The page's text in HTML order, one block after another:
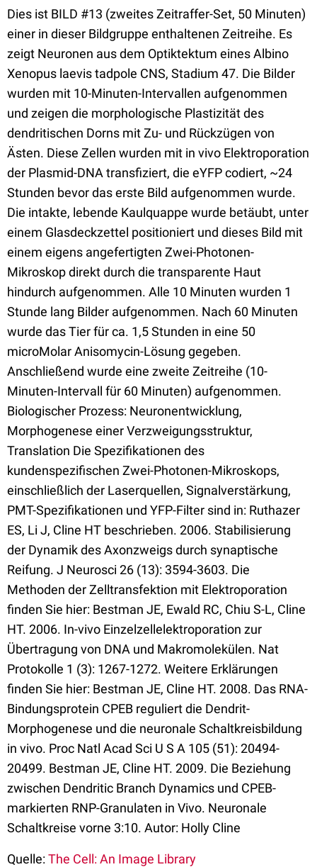
Dies ist BILD #13 (zweites Zeitraffer-Set, 50 Minuten)
einer in dieser Bildgruppe enthaltenen Zeitreihe. Es
zeigt Neuronen aus dem Optiktektum eines Albino
Xenopus laevis tadpole CNS, Stadium 47. Die Bilder
wurden mit 10-Minuten-Intervallen aufgenommen
und zeigen die morphologische Plastizität des
dendritischen Dorns mit Zu- und Rückzügen von
Ästen. Diese Zellen wurden mit in vivo Elektroporation
der Plasmid-DNA transfiziert, die eYFP codiert, ~24
Stunden bevor das erste Bild aufgenommen wurde.
Die intakte, lebende Kaulquappe wurde betäubt, unter
einem Glasdeckzettel positioniert und dieses Bild mit
einem eigens angefertigten Zwei-Photonen-
Mikroskop direkt durch die transparente Haut
hindurch aufgenommen. Alle 10 Minuten wurden 1
Stunde lang Bilder aufgenommen. Nach 60 Minuten
wurde das Tier für ca. 1,5 Stunden in eine 50
microMolar Anisomycin-Lösung gegeben.
Anschließend wurde eine zweite Zeitreihe (10-
Minuten-Intervall für 60 Minuten) aufgenommen.
Biologischer Prozess: Neuronentwicklung,
Morphogenese einer Verzweigungsstruktur,
Translation Die Spezifikationen des
kundenspezifischen Zwei-Photonen-Mikroskops,
einschließlich der Laserquellen, Signalverstärkung,
PMT-Spezifikationen und YFP-Filter sind in: Ruthazer
ES, Li J, Cline HT beschrieben. 2006. Stabilisierung
der Dynamik des Axonzweigs durch synaptische
Reifung. J Neurosci 26 (13): 3594-3603. Die
Methoden der Zelltransfektion mit Elektroporation
finden Sie hier: Bestman JE, Ewald RC, Chiu S-L, Cline
HT. 2006. In-vivo Einzelzellelektroporation zur
Übertragung von DNA und Makromolekülen. Nat
Protokolle 1 (3): 1267-1272. Weitere Erklärungen
finden Sie hier: Bestman JE, Cline HT. 2008. Das RNA-
Bindungsprotein CPEB reguliert die Dendrit-
Morphogenese und die neuronale Schaltkreisbildung
in vivo. Proc Natl Acad Sci U S A 105 (51): 20494-
20499. Bestman JE, Cline HT. 2009. Die Beziehung
zwischen Dendritic Branch Dynamics und CPEB-
markierten RNP-Granulaten in Vivo. Neuronale
Schaltkreise vorne 3:10. Autor: Holly Cline
Quelle:The Cell: An Image Library